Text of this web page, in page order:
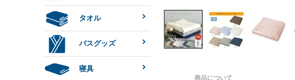
タオル
バスグッズ
寝具
商品について